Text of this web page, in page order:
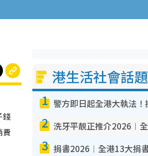
錢
費
港生活社會話題
1
2
3